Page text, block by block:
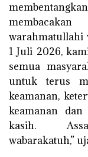
warahmatullahi
1 Juli 2026,
semua
untuk terus
keamanan,
keamanan
kasih.
wabarakatuh,”